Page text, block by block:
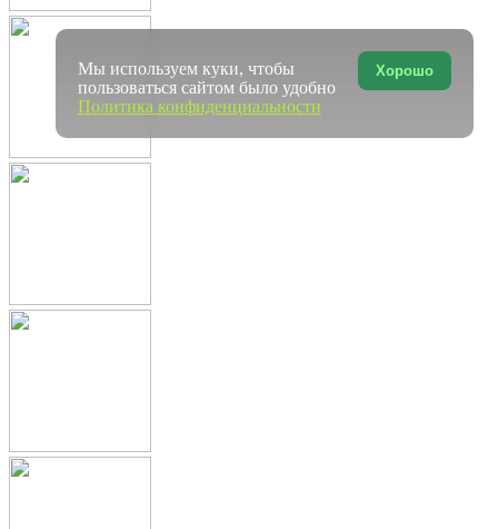
Хорошо
Мы используем куки, чтобы
пользоваться сайтом было удобно
Политика конфиденциальности